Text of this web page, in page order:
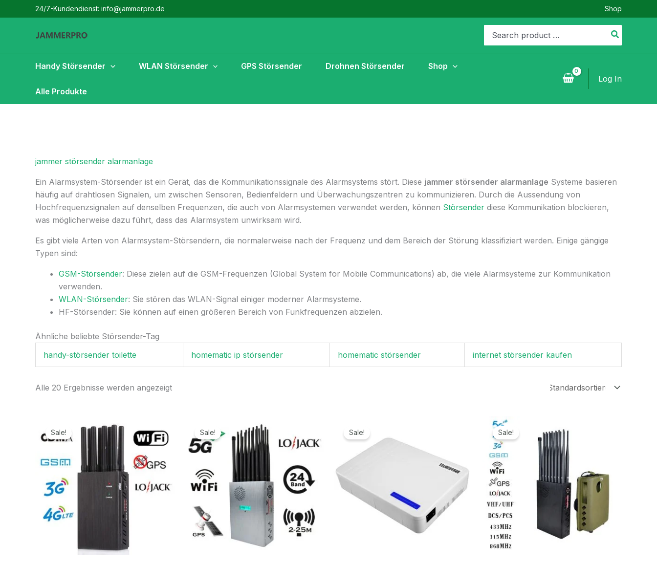
Inhalt
24/7-Kundendienst: info@jammerpro.de Shop
for:
Handy Störsender WLAN Störsender GPS Störsender Drohnen Störsender Shop
Alle Produkte
Log In
jammer störsender alarmanlage
Ein Alarmsystem-Störsender ist ein Gerät, das die Kommunikationssignale des Alarmsystems stört. Diese jammer störsender alarmanlage Systeme basieren
häufig auf drahtlosen Signalen, um zwischen Sensoren, Bedienfeldern und Überwachungszentren zu kommunizieren. Durch die Aussendung von
Hochfrequenzsignalen auf denselben Frequenzen, die auch von Alarmsystemen verwendet werden, können Störsender diese Kommunikation blockieren,
was möglicherweise dazu führt, dass das Alarmsystem unwirksam wird.
Es gibt viele Arten von Alarmsystem-Störsendern, die normalerweise nach der Frequenz und dem Bereich der Störung klassifiziert werden. Einige gängige
Typen sind:
GSM-Störsender: Diese zielen auf die GSM-Frequenzen (Global System for Mobile Communications) ab, die viele Alarmsysteme zur Kommunikation
verwenden.
WLAN-Störsender: Sie stören das WLAN-Signal einiger moderner Alarmsysteme.
HF-Störsender: Sie können auf einen größeren Bereich von Funkfrequenzen abzielen.
Ähnliche beliebte Störsender-Tag
handy-störsender toilette
homematic ip störsender homematic störsender internet störsender kaufen
Alle 20 Ergebnisse werden angezeigt
Sale!
Preis
war:
499,99€
Preis
ist:
199,99€.
Sale!
Preis
war:
1.299,00€
Preis
789,99€.
Sale!
war:
699,00€329,99€.
Sale!
war:
1.599,00€
Preis
ist:
789,99€.